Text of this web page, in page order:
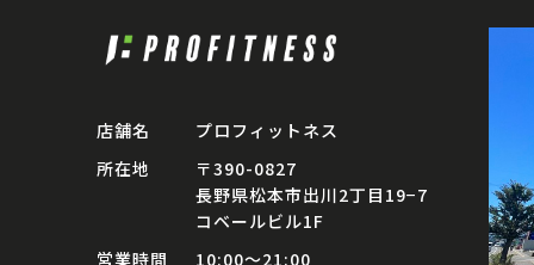
店舗名
プロフィットネス
所在地
〒390-0827
長野県松本市出川2丁目19−7
コベールビル1F
営業時間
10:00〜21:00